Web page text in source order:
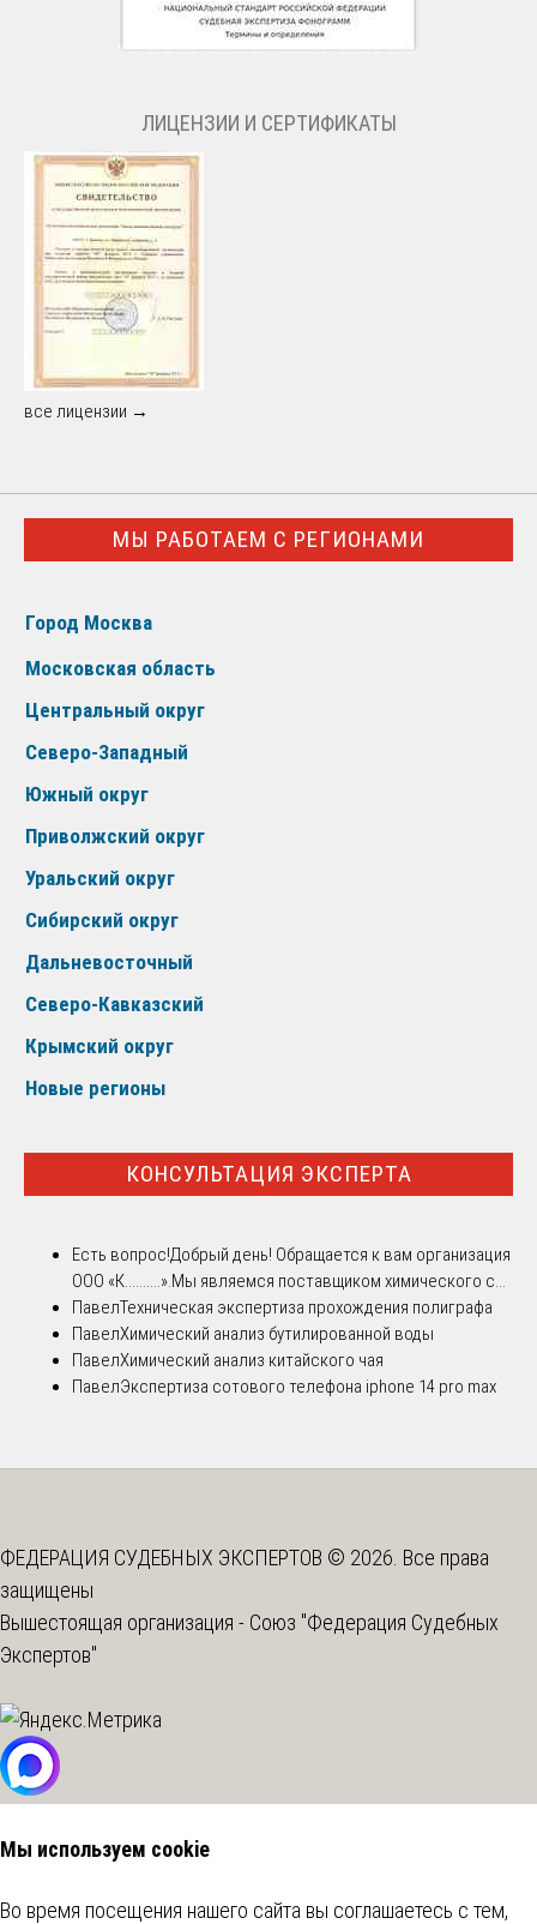
ЛИЦЕНЗИИ И СЕРТИФИКАТЫ
все лицензии →
МЫ РАБОТАЕМ С РЕГИОНАМИ
Город Москва
Московская область
Центральный округ
Северо-Западный
Южный округ
Приволжский округ
Уральский округ
Сибирский округ
Дальневосточный
Северо-Кавказский
Крымский округ
Новые регионы
КОНСУЛЬТАЦИЯ ЭКСПЕРТА
Есть вопрос!Добрый день! Обращается к вам организация
ООО «К..........».Мы являемся поставщиком химического с...
ПавелТехническая экспертиза прохождения полиграфа
ПавелХимический анализ бутилированной воды
ПавелХимический анализ китайского чая
ПавелЭкспертиза сотового телефона iphone 14 pro max
ФЕДЕРАЦИЯ СУДЕБНЫХ ЭКСПЕРТОВ © 2026. Все права
защищены
Вышестоящая организация - Союз "Федерация Судебных
Экспертов"
Мы используем cookie
Во время посещения нашего сайта вы соглашаетесь с тем,